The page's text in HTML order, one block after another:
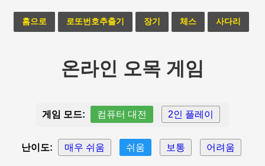
홈으로 로또번호추출기 장기 체스 사다리
온라인 오목 게임
게임 모드: 컴퓨터 대전 2인 플레이
난이도: 매우 쉬움 쉬움 보통 어려움